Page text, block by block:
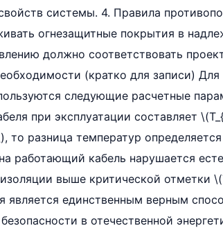
системы. 4. Правила
огнезащитные покрытия в
должно соответствовать
(кратко для записи) Для
следующие расчетные
при эксплуатации составляет
разница температур
работающий кабель нарушается
выше критической отметки
является единственным верным
в отечественной